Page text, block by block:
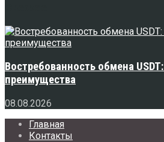
Востребованность обмена
преимущества
08.08.2026
Главная
Контакты